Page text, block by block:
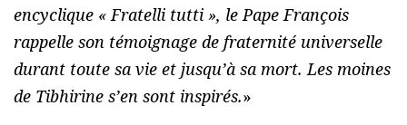
encyclique « Fratelli tutti », le Pape François
rappelle son témoignage de fraternité universelle
durant toute sa vie et jusqu’à sa mort. Les moines
de Tibhirine s’en sont inspirés.»